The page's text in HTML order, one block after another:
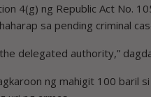
4(g) ng Republic Act No.
sa pending criminal
delegated authority,”
ng mahigit 100 baril